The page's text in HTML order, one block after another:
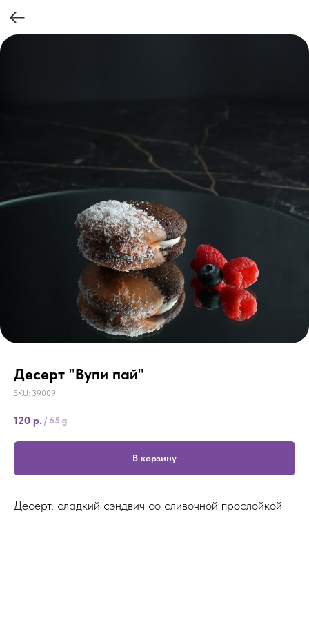
Десерт "Вупи пай"
SKU: 39009
120 р. / 65 g
В корзину
Десерт, сладкий сэндвич со сливочной прослойкой